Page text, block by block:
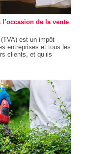
de la vente
est un impôt
entreprises et tous les
clients, et qu’ils